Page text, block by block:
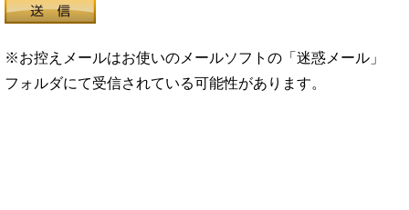
※お控えメールはお使いのメールソフトの「迷惑メール」
フォルダにて受信されている可能性があります。